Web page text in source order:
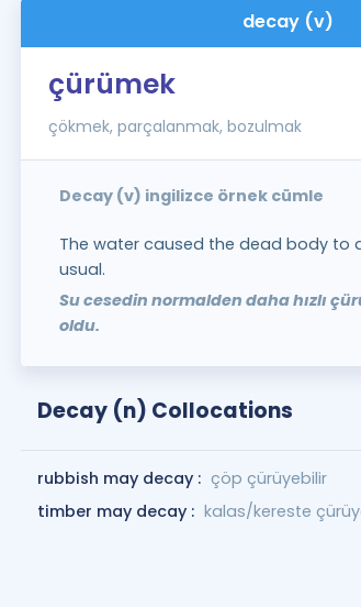
decay (v)
çürümek
çökmek, parçalanmak, bozulmak
Decay (v) ingilizce örnek cümle
The water caused the dead body to
usual.
Su cesedin normalden daha hızlı
oldu.
Decay (n) Collocations
rubbish may decay : çöp çürüyebilir
timber may decay : kalas/kereste